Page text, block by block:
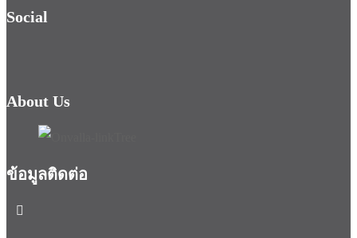
Social
About Us
ข้อมูลติดต่อ